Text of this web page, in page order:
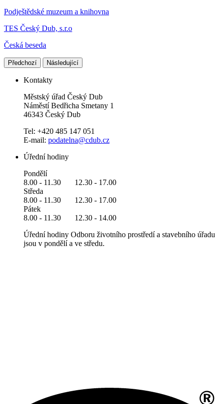
Podještědské muzeum a knihovna
TES Český Dub, s.r.o
Česká beseda
Předchozí Následující
Kontakty
Městský úřad Český Dub
Náměstí Bedřicha Smetany 1
46343 Český Dub
Tel: +420 485 147 051
E-mail: podatelna@cdub.cz
Úřední hodiny
Pondělí
8.00 - 11.30 12.30 - 17.00
Středa
8.00 - 11.30 12.30 - 17.00
Pátek
8.00 - 11.30 12.30 - 14.00
Úřední hodiny Odboru životního prostředí a stavebního úřadu
jsou v pondělí a ve středu.